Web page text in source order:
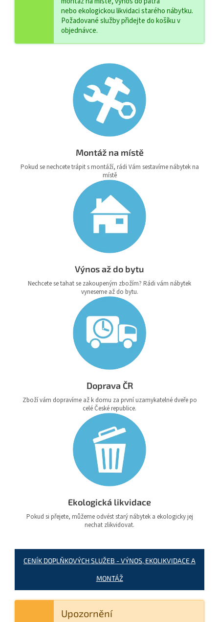
nebo ekologickou likvidaci starého nábytku.
Požadované služby přidejte do košíku v
objednávce.
Montáž na místě
Pokud se nechcete trápit s montáží, rádi Vám sestavíme nábytek na
místě
Výnos až do bytu
Nechcete se tahat se zakoupeným zbožím? Rádi vám nábytek
vyneseme až do bytu.
Doprava ČR
Zboží vám dopravíme až k domu za první uzamykatelné dveře po
celé České republice.
Ekologická likvidace
Pokud si přejete, můžeme odvést starý nábytek a ekologicky jej
nechat zlikvidovat.
CENÍK DOPLŇKOVÝCH SLUŽEB - VÝNOS, EKOLIKVIDACE A
MONTÁŽ
Upozornění